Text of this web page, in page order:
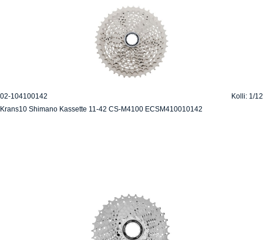
02-104100142
Kolli: 1/12
Krans10 Shimano Kassette 11-42 CS-M4100 ECSM410010142